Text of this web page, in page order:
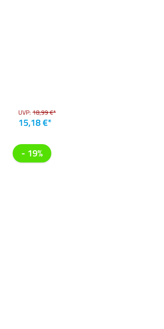
UVP: 18,99 €*
15,18 €*
- 19%